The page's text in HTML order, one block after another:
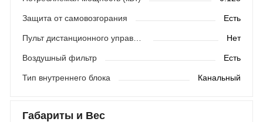
Защита от самовозгорания Есть
Пульт дистанционного управления Нет
Воздушный фильтр Есть
Тип внутреннего блока Канальный
Габариты и Вес